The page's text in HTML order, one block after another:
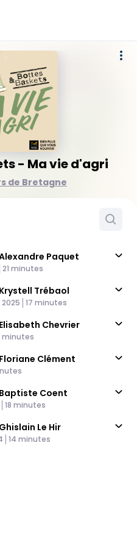
- Ma vie d'agri
de Bretagne
Paquet
Time
21 minutes
Trébaol
Time
17 minutes
Chevrier
minutes
Clément
Coent
Time
18 minutes
Le Hir
Time
14 minutes